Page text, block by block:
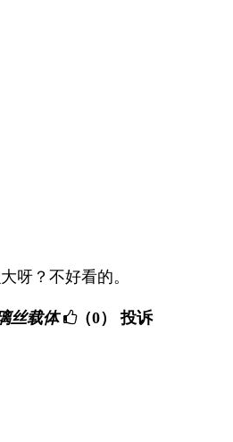
呀？不好看的。
丝载体 （0） 投诉